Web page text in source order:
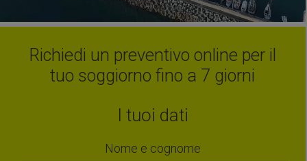
Richiedi un preventivo online per il
tuo soggiorno fino a 7 giorni
I tuoi dati
Nome e cognome